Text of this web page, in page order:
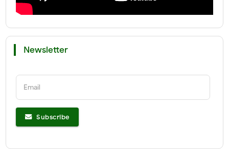
Newsletter
Email
Subscribe